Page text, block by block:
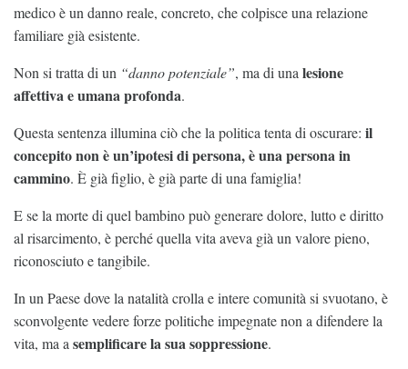
medico è un danno reale, concreto, che colpisce una relazione
familiare già esistente.
Non si tratta di un “danno potenziale”, ma di una lesione
affettiva e umana profonda.
Questa sentenza illumina ciò che la politica tenta di oscurare: il
concepito non è un’ipotesi di persona, è una persona in
cammino. È già figlio, è già parte di una famiglia!
E se la morte di quel bambino può generare dolore, lutto e diritto
al risarcimento, è perché quella vita aveva già un valore pieno,
riconosciuto e tangibile.
In un Paese dove la natalità crolla e intere comunità si svuotano, è
sconvolgente vedere forze politiche impegnate non a difendere la
vita, ma a semplificare la sua soppressione.